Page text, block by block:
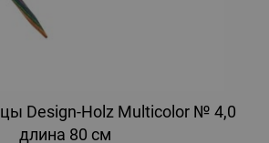
Design-Holz Multicolor № 4,0
длина 80 см